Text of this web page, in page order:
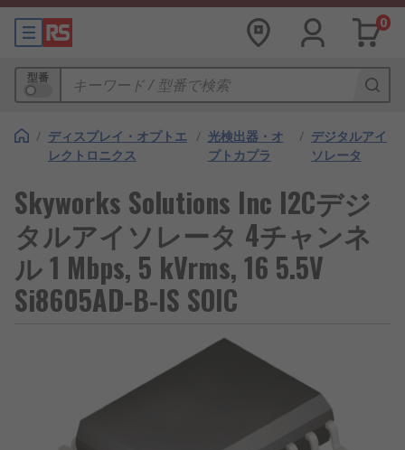
0
型番
/ ディスプレイ・オプトエ
レクトロニクス
/ 光検出器・オ
プトカプラ
/ デジタルアイ
ソレータ
Skyworks Solutions Inc I2Cデジ
タルアイソレータ 4チャンネ
ル 1 Mbps, 5 kVrms, 16 5.5V
Si8605AD-B-IS SOIC